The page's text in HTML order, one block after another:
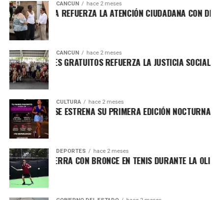
CANCÚN hace 2 meses
PATY PERALTA REFUERZA LA ATENCIÓN CIUDADANA CON
CANCÚN hace 2 meses
DE LENTES GRATUITOS REFUERZA LA JUSTICIA SOCIAL
CULTURA hace 2 meses
CANCUNENSE ESTRENA SU PRIMERA EDICIÓN NOCTURNA
DEPORTES hace 2 meses
ROO CIERRA CON BRONCE EN TENIS DURANTE LA